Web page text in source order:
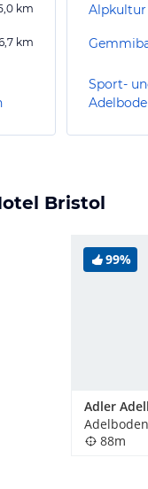
km
km
Alpkultur
Sport-
Bristol
99%
Adler
88m